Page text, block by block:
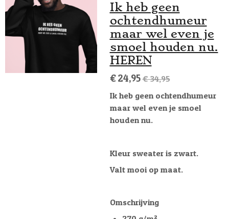
Ik heb geen
ochtendhumeur
maar wel even je
smoel houden nu.
HEREN
€ 24,95 € 34,95
Ik heb geen ochtendhumeur
maar wel even je smoel
houden nu.
Kleur sweater is zwart.
Valt mooi op maat.
Omschrijving